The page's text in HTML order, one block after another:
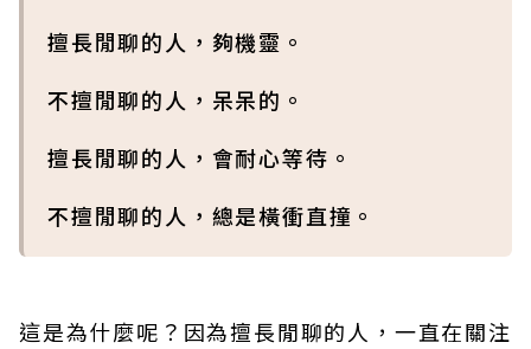
擅長閒聊的人，夠機靈。
不擅閒聊的人，呆呆的。
擅長閒聊的人，會耐心等待。
不擅閒聊的人，總是橫衝直撞。
這是為什麼呢？因為擅長閒聊的人，一直在關注